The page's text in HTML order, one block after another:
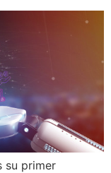
su primer